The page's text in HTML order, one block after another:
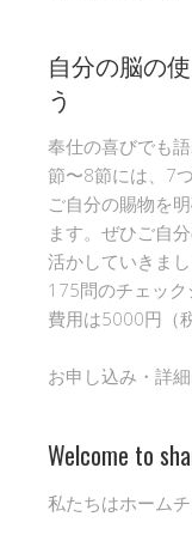
自分の脳の
う
奉仕の喜びでも
節〜8節には、7
ご自分の賜物を
ます。ぜひご自
活かしていきまし
175問のチェック
費用は5000円（
お申し込み・詳
Welcome to
私たちはホーム